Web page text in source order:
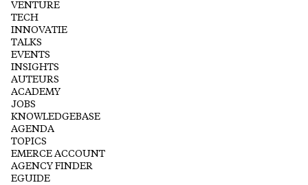
VENTURE
TECH
INNOVATIE
TALKS
EVENTS
INSIGHTS
AUTEURS
ACADEMY
JOBS
KNOWLEDGEBASE
AGENDA
TOPICS
EMERCE ACCOUNT
AGENCY FINDER
EGUIDE